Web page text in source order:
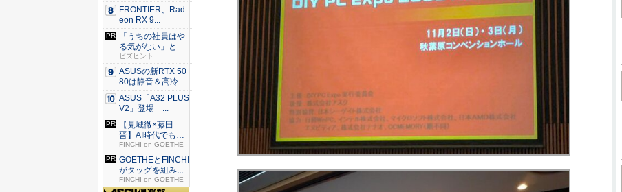
FRONTIER、Rad
eon RX 9...
「うちの社員はや
る気がない」と嘆
くリーダ...
ビズヒント
ASUSの新RTX 50
80は静音＆高冷...
ASUS「A32 PLUS
V2」登場 ...
【見城徹×藤田
晋】AI時代でも変
わらない...
FINCHI on GOETHE
GOETHEとFINCHI
がタッグを組み...
FINCHI on GOETHE